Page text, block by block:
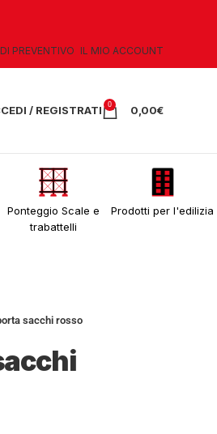
PREVENTIVO IL MIO ACCOUNT
/ REGISTRATI 0 0,00€
Ponteggio Scale e
trabattelli
Prodotti per l'edilizia
sacchi rosso